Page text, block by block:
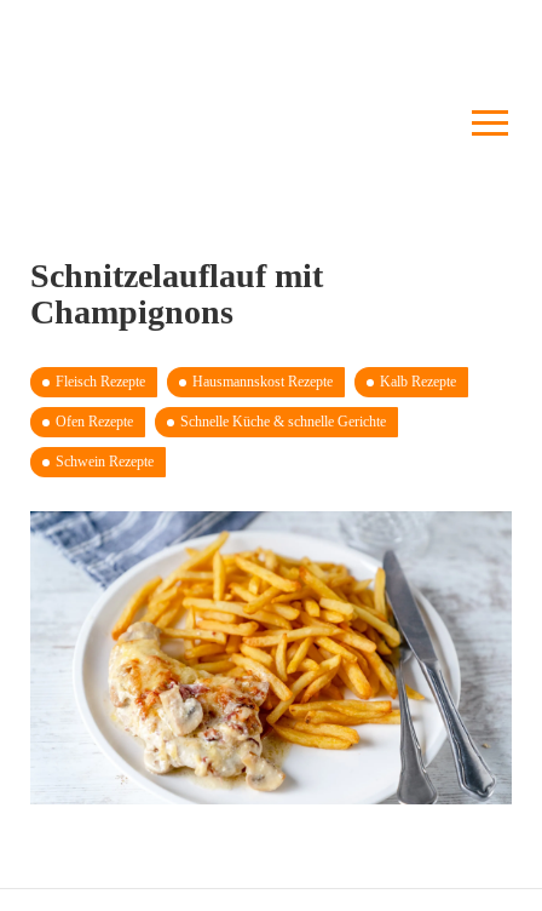
Schnitzelauflauf mit
Champignons
Fleisch Rezepte Hausmannskost Rezepte Kalb Rezepte
Ofen Rezepte Schnelle Küche & schnelle Gerichte
Schwein Rezepte